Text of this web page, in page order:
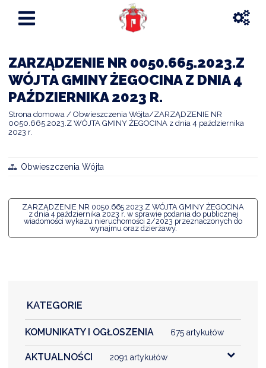
OBSŁUGI
ZARZĄDZENIE NR 0050.665.2023.Z
WÓJTA GMINY ŻEGOCINA Z DNIA 4
PAŹDZIERNIKA 2023 R.
Strona domowa Obwieszczenia Wójta
ZARZĄDZENIE NR
0050.665.2023.Z WÓJTA GMINY ŻEGOCINA z dnia 4 października
2023 r.
Obwieszczenia Wójta
ZARZĄDZENIE NR 0050.665.2023.Z WÓJTA GMINY ŻEGOCINA
z dnia 4 października 2023 r. w sprawie podania do publicznej
wiadomości wykazu nieruchomości 2/2023 przeznaczonych do
wynajmu oraz dzierżawy.
KATEGORIE
KOMUNIKATY I OGŁOSZENIA 675 artykułów
AKTUALNOŚCI 2091 artykułów